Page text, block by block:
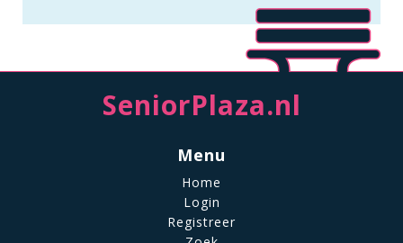
SeniorPlaza.nl
Menu
Home
Login
Registreer